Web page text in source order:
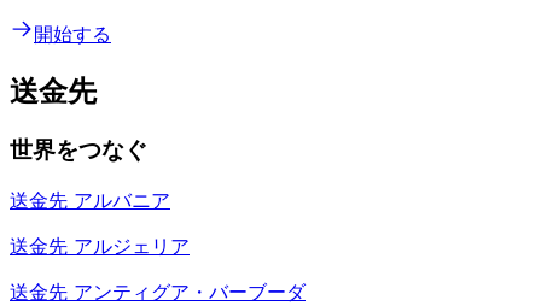
開始する
送金先
世界をつなぐ
送金先 アルバニア
送金先 アルジェリア
送金先 アンティグア・バーブーダ